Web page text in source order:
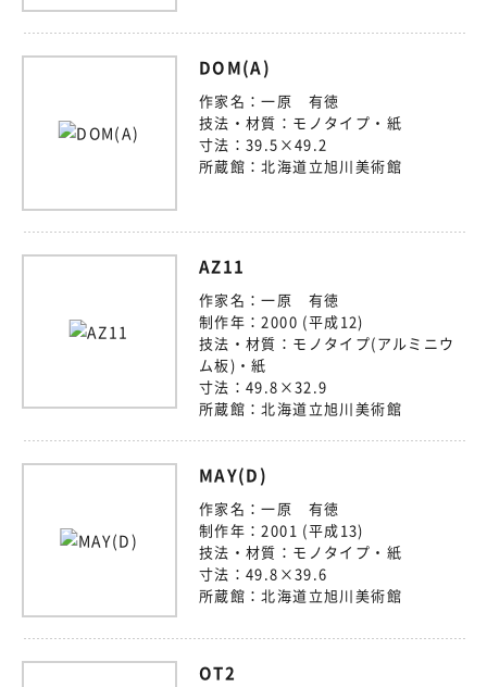
DOM(A)
作家名：一原 有徳
技法・材質： モノタイプ・紙
寸法： 39.5×49.2
所蔵館： 北海道立旭川美術館
AZ11
作家名：一原 有徳
制作年：2000 (平成12)
技法・材質： モノタイプ(アルミニウ
ム板)・紙
寸法： 49.8×32.9
所蔵館： 北海道立旭川美術館
MAY(D)
作家名：一原 有徳
制作年：2001 (平成13)
技法・材質： モノタイプ・紙
寸法： 49.8×39.6
所蔵館： 北海道立旭川美術館
OT2